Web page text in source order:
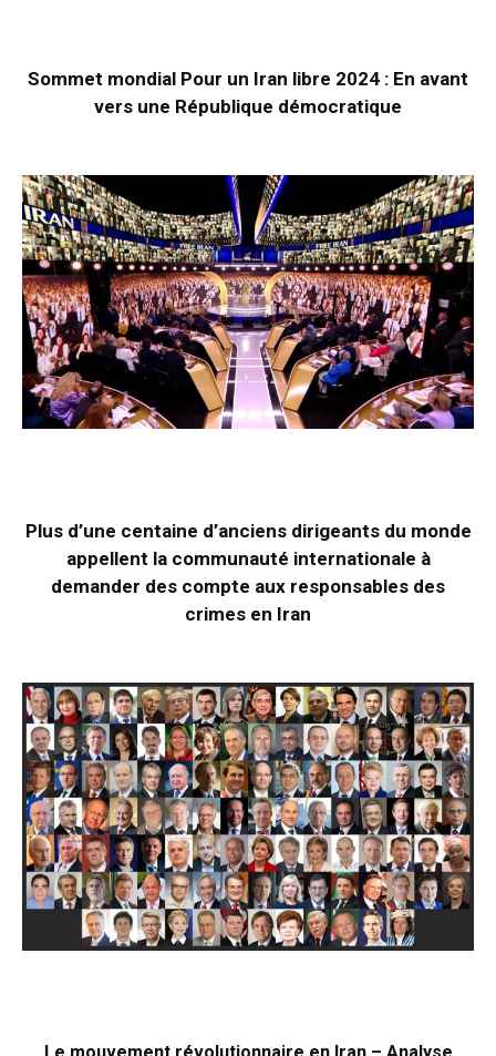
Sommet mondial Pour un Iran libre 2024 : En avant
vers une République démocratique
Plus d’une centaine d’anciens dirigeants du monde
appellent la communauté internationale à
demander des compte aux responsables des
crimes en Iran